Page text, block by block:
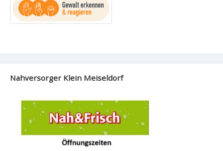
Nahversorger Klein Meiseldorf